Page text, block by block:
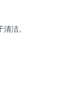
洁。